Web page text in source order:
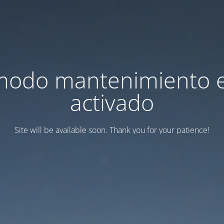
mantenimiento
activado
Site will be available soon. Thank you for your patience!